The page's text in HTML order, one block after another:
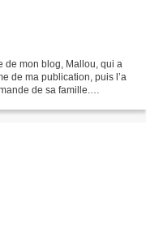
de mon blog, Mallou, qui a
de ma publication, puis l’a
de sa famille.